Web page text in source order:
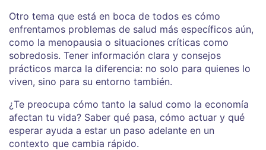
Otro tema que está en boca de todos es cómo
enfrentamos problemas de salud más específicos aún,
como la menopausia o situaciones críticas como
sobredosis. Tener información clara y consejos
prácticos marca la diferencia: no solo para quienes lo
viven, sino para su entorno también.
¿Te preocupa cómo tanto la salud como la economía
afectan tu vida? Saber qué pasa, cómo actuar y qué
esperar ayuda a estar un paso adelante en un
contexto que cambia rápido.